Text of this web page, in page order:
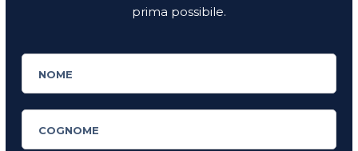
prima possibile.